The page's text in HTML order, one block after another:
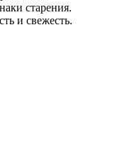
старения.
и свежесть.